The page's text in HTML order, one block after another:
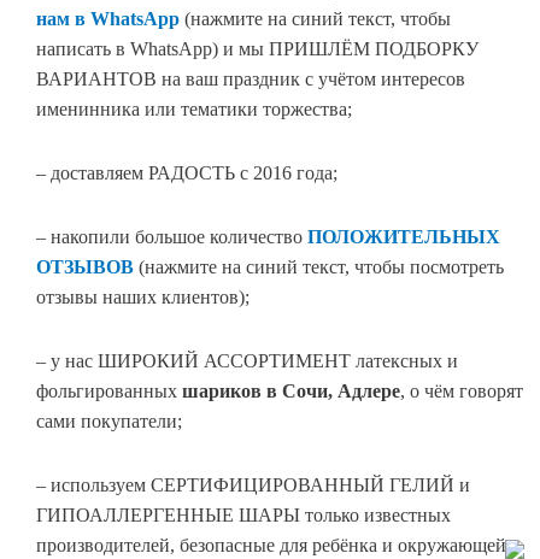
нам в WhatsApp (нажмите на синий текст, чтобы
написать в WhatsApp) и мы ПРИШЛЁМ ПОДБОРКУ
ВАРИАНТОВ на ваш праздник с учётом интересов
именинника или тематики торжества;
– доставляем РАДОСТЬ с 2016 года;
– накопили большое количество ПОЛОЖИТЕЛЬНЫХ
ОТЗЫВОВ (нажмите на синий текст, чтобы посмотреть
отзывы наших клиентов);
– у нас ШИРОКИЙ АССОРТИМЕНТ латексных и
фольгированных шариков в Сочи, Адлере, о чём говорят
сами покупатели;
– используем СЕРТИФИЦИРОВАННЫЙ ГЕЛИЙ и
ГИПОАЛЛЕРГЕННЫЕ ШАРЫ только известных
производителей, безопасные для ребёнка и окружающей